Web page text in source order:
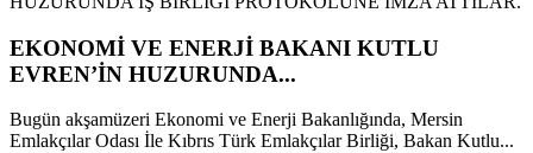
EKONOMİ VE ENERJİ BAKANI KUTLU
EVREN’İN HUZURUNDA...
Bugün akşamüzeri Ekonomi ve Enerji Bakanlığında, Mersin
Emlakçılar Odası İle Kıbrıs Türk Emlakçılar Birliği, Bakan Kutlu...